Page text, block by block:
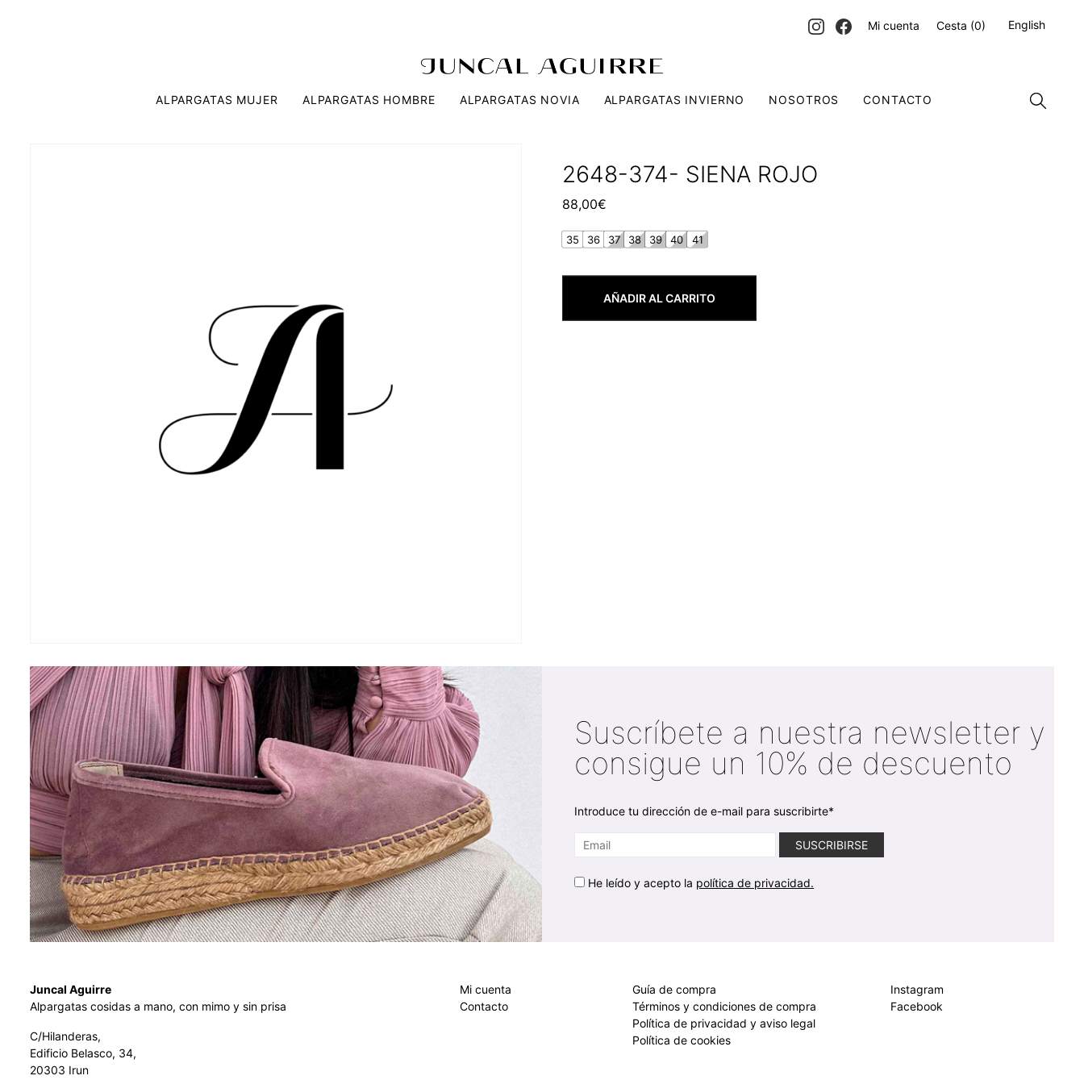
Mi cuenta Cesta (0) English
ALPARGATAS MUJER ALPARGATAS HOMBRE ALPARGATAS NOVIA ALPARGATAS INVIERNO NOSOTROS CONTACTO
2648-374- SIENA ROJO
88,00€
35 36 37 38 39 40 41
AÑADIR AL CARRITO
Suscríbete a nuestra newsletter y
consigue un 10% de descuento
Introduce tu dirección de e-mail para suscribirte*
He leído y acepto la política de privacidad.
Juncal Aguirre
Alpargatas cosidas a mano, con mimo y sin prisa
C/Hilanderas,
Edificio Belasco, 34,
20303 Irun
Mi cuenta
Contacto
Guía de compra
Términos y condiciones de compra
Política de privacidad y aviso legal
Política de cookies
Instagram
Facebook